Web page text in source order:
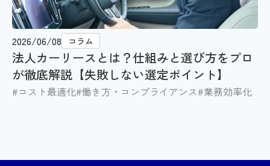
2026/06/08 コラム
法人カーリースとは？仕組みと選び方をプロ
が徹底解説【失敗しない選定ポイント】
#コスト最適化#働き方・コンプライアンス#業務効率化